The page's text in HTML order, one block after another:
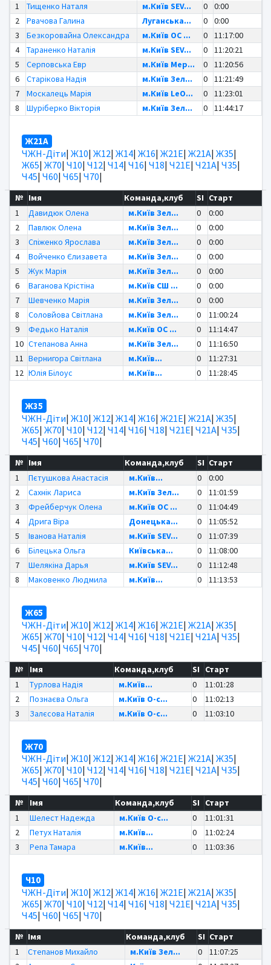
1
Тищенко Наталя м.Київ SEV... 0
0:00
2
Рвачова Галина Луганська... 0
0:00
3
Безкоровайна Олександра м.Київ OC ... 0
11:17:00
4
Тараненко Наталія м.Київ SEV... 0
11:20:21
5
Серповська Евр м.Київ Мер... 0
11:20:56
6
Старікова Надія м.Київ Зел... 0
11:21:49
7
Москалець Марія м.Київ LeO... 0
11:23:01
8
Шуріберко Вікторія м.Київ Зел... 0 11:44:17
Ж21А
ЧЖН-Діти| Ж10| Ж12| Ж14| Ж16| Ж21Е| Ж21А| Ж35|
Ж65| Ж70| Ч10| Ч12| Ч14| Ч16| Ч18| Ч21Е| Ч21А| Ч35|
Ч45| Ч60| Ч65| Ч70|
№ Імя Команда,клуб SI Старт
1
Давидюк Олена м.Київ Зел... 0
0:00
2
Павлюк Олена м.Київ Зел... 0
0:00
3
Спіженко Ярослава м.Київ Зел... 0
0:00
4
Войченко Єлизавета м.Київ Зел... 0
0:00
5
Жук Марія м.Київ Зел... 0
0:00
6
Ваганова Крістіна м.Київ СШ ... 0
0:00
7
Шевченко Марія м.Київ Зел... 0
0:00
8
Соловйова Світлана м.Київ Зел... 0
11:00:24
9
Федько Наталія м.Київ OC ... 0
11:14:47
10 Степанова Анна м.Київ Зел... 0
11:16:50
11 Вернигора Світлана м.Київ... 0
11:27:31
12 Юлія Білоус м.Київ... 0 11:28:45
Ж35
ЧЖН-Діти| Ж10| Ж12| Ж14| Ж16| Ж21Е| Ж21А| Ж35|
Ж65| Ж70| Ч10| Ч12| Ч14| Ч16| Ч18| Ч21Е| Ч21А| Ч35|
Ч45| Ч60| Ч65| Ч70|
№ Імя Команда,клуб SI Старт
1
Пєтушкова Анастасія м.Київ... 0
0:00
2
Сахнік Лариса м.Київ Зел... 0
11:01:59
3
Фрейберчук Олена м.Київ OC ... 0
11:04:49
4
Дрига Віра Донецька... 0
11:05:52
5
Іванова Наталія м.Київ SEV... 0
11:07:39
6
Білецька Ольга Київська... 0
11:08:00
7
Шелякіна Дарья м.Київ SEV... 0
11:12:48
8
Маковенко Людмила м.Київ... 0 11:13:53
Ж65
ЧЖН-Діти| Ж10| Ж12| Ж14| Ж16| Ж21Е| Ж21А| Ж35|
Ж65| Ж70| Ч10| Ч12| Ч14| Ч16| Ч18| Ч21Е| Ч21А| Ч35|
Ч45| Ч60| Ч65| Ч70|
№ Імя Команда,клуб SI
Старт
1
Турлова Надія м.Київ... 0
11:01:28
2
Познаєва Ольга м.Київ O-c... 0
11:02:13
3
Залєсова Наталія м.Київ O-c... 0 11:03:10
Ж70
ЧЖН-Діти| Ж10| Ж12| Ж14| Ж16| Ж21Е| Ж21А| Ж35|
Ж65| Ж70| Ч10| Ч12| Ч14| Ч16| Ч18| Ч21Е| Ч21А| Ч35|
Ч45| Ч60| Ч65| Ч70|
№ Імя Команда,клуб SI
Старт
1
Шелест Надежда м.Київ O-c... 0
11:01:31
2
Петух Наталія м.Київ... 0
11:02:24
3
Репа Тамара м.Київ... 0 11:03:36
Ч10
ЧЖН-Діти| Ж10| Ж12| Ж14| Ж16| Ж21Е| Ж21А| Ж35|
Ж65| Ж70| Ч10| Ч12| Ч14| Ч16| Ч18| Ч21Е| Ч21А| Ч35|
Ч45| Ч60| Ч65| Ч70|
№ Імя Команда,клуб SI Старт
1
Степанов Михайло м.Київ Зел... 0
11:07:25